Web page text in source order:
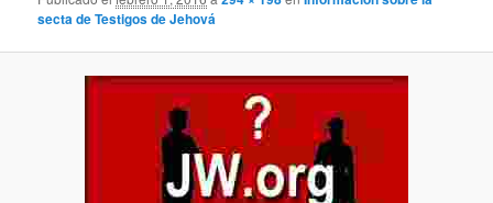
secta de Testigos de Jehová